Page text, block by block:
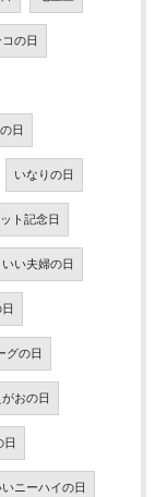
コの日
日
いなりの日
ト記念日
いい夫婦の日
グの日
おの日
日
いニーハイの日